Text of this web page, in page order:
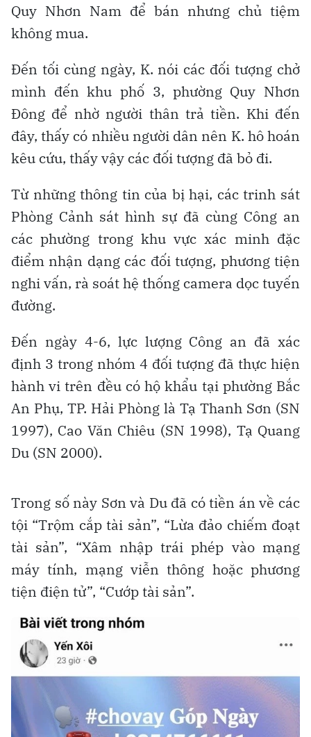
Quy Nhơn Nam để bán nhưng chủ tiệm
không mua.
Đến tối cùng ngày, K. nói các đối tượng chở
mình đến khu phố 3, phường Quy Nhơn
Đông để nhờ người thân trả tiền. Khi đến
đây, thấy có nhiều người dân nên K. hô hoán
kêu cứu, thấy vậy các đối tượng đã bỏ đi.
Từ những thông tin của bị hại, các trinh sát
Phòng Cảnh sát hình sự đã cùng Công an
các phường trong khu vực xác minh đặc
điểm nhận dạng các đối tượng, phương tiện
nghi vấn, rà soát hệ thống camera dọc tuyến
đường.
Đến ngày 4-6, lực lượng Công an đã xác
định 3 trong nhóm 4 đối tượng đã thực hiện
hành vi trên đều có hộ khẩu tại phường Bắc
An Phụ, TP. Hải Phòng là Tạ Thanh Sơn (SN
1997), Cao Văn Chiêu (SN 1998), Tạ Quang
Du (SN 2000).
Trong số này Sơn và Du đã có tiền án về các
tội “Trộm cắp tài sản”, “Lừa đảo chiếm đoạt
tài sản”, “Xâm nhập trái phép vào mạng
máy tính, mạng viễn thông hoặc phương
tiện điện tử”, “Cướp tài sản”.